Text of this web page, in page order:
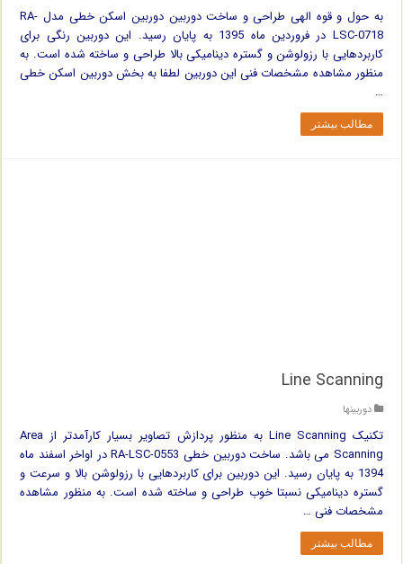
به حول و قوه الهی طراحی و ساخت دوربین دوربین اسکن خطی مدل RA-
LSC-0718 در فروردین ماه 1395 به پایان رسید. این دوربین رنگی برای
کاربردهایی با رزولوشن و گستره دینامیکی بالا طراحی و ساخته شده است. به
منظور مشاهده مشخصات فنی این دوربین لطفا به بخش دوربین اسکن خطی
…
مطالب بیشتر
Line Scanning
دوربینها
تکنیک Line Scanning به منظور پردازش تصاویر بسیار کارآمدتر از Area
Scanning می باشد. ساخت دوربین خطی RA-LSC-0553 در اواخر اسفند ماه
1394 به پایان رسید. این دوربین برای کاربردهایی با رزولوشن بالا و سرعت و
گستره دینامیکی نسبتا خوب طراحی و ساخته شده است. به منظور مشاهده
مشخصات فنی …
مطالب بیشتر